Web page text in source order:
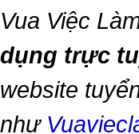
Vua Việc
dụng trực
website
như